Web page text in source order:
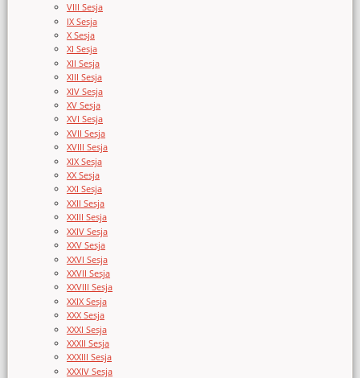
VIII Sesja
IX Sesja
X Sesja
XI Sesja
XII Sesja
XIII Sesja
XIV Sesja
XV Sesja
XVI Sesja
XVII Sesja
XVIII Sesja
XIX Sesja
XX Sesja
XXI Sesja
XXII Sesja
XXIII Sesja
XXIV Sesja
XXV Sesja
XXVI Sesja
XXVII Sesja
XXVIII Sesja
XXIX Sesja
XXX Sesja
XXXI Sesja
XXXII Sesja
XXXIII Sesja
XXXIV Sesja